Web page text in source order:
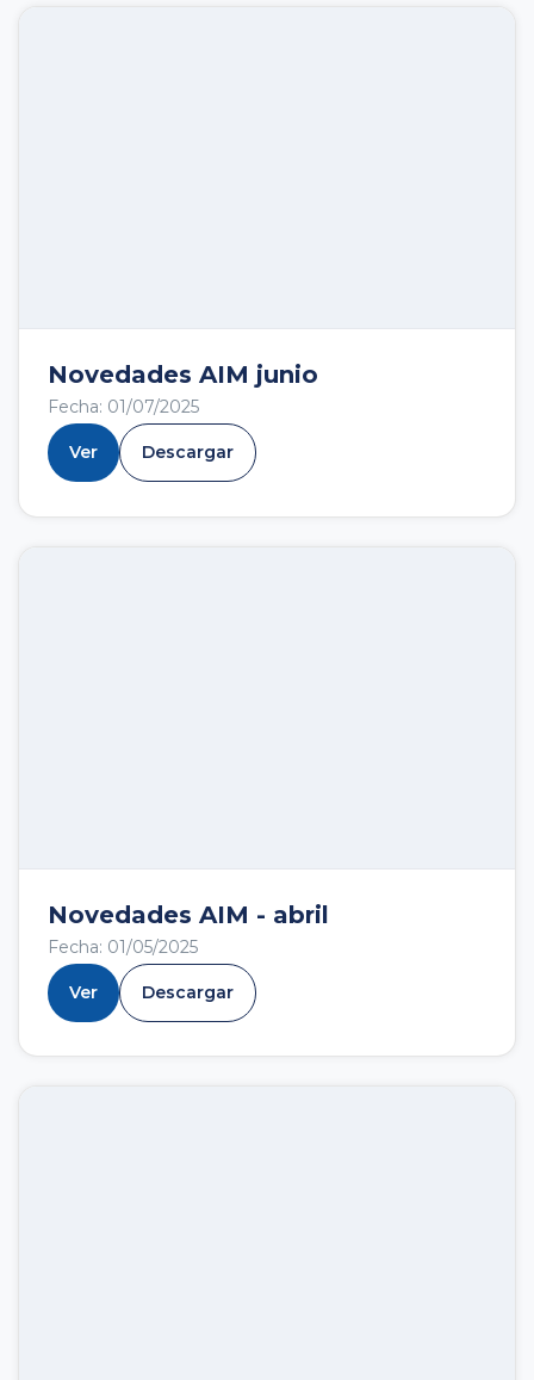
Novedades AIM junio
Fecha: 01/07/2025
Ver Descargar
Novedades AIM - abril
Fecha: 01/05/2025
Ver Descargar